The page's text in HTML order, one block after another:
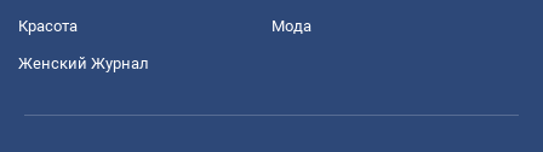
Красота Мода
Женский Журнал